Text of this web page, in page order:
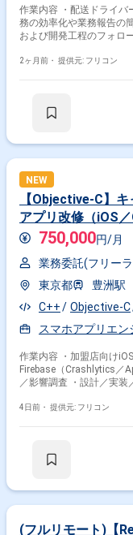
作業内容 ・配送ドライバ
務の効率化や業務報告の
および開発工程のフォロ
・工程：詳細設計、およ
2ヶ月前・ 提供元: フリコン
NEW
【Objective-C】
アプリ改修（iOS
750,000円/月
業務委託(フリー
東京都
豊洲駅
C++
Objective-C
スマホアプリエン
作業内容 ・加盟店向け
Firebase（Crashlytics／
／影響調査 ・設計／実装
4日前・ 提供元: フリコン
(フルリモート)【